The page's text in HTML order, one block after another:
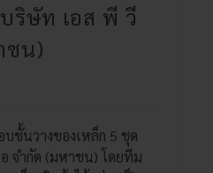
ริษัท เอส พี วี
ชน)
ชั้นวางของเหล็ก 5 ชุด
จำกัด (มหาชน) โดยทีม